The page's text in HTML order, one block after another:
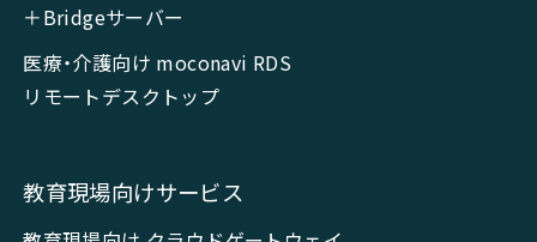
＋Bridgeサーバー
医療・介護向け moconavi RDS
リモートデスクトップ
教育現場向けサービス